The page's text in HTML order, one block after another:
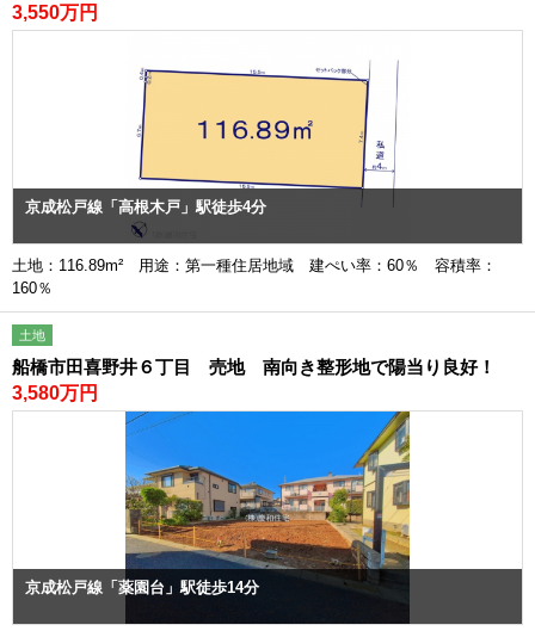
3,550万円
京成松戸線「高根木戸」駅徒歩4分
土地：116.89m² 用途：第一種住居地域 建ぺい率：60％ 容積率：
160％
土地
船橋市田喜野井６丁目 売地 南向き整形地で陽当り良好！
3,580万円
京成松戸線「薬園台」駅徒歩14分